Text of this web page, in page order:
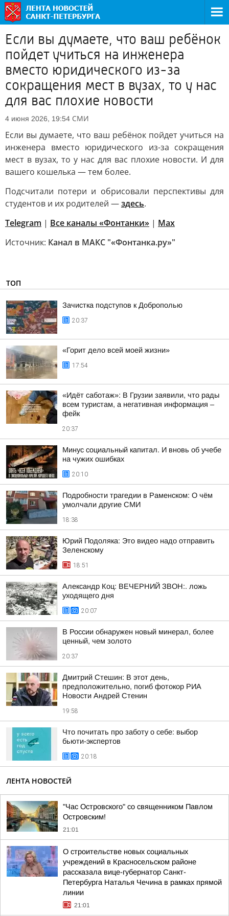
Если вы думаете, что ваш ребёнок
пойдет учиться на инженера
вместо юридического из-за
сокращения мест в вузах, то у нас
для вас плохие новости
4 июня 2026, 19:54 СМИ
Если вы думаете, что ваш ребёнок пойдет учиться на
инженера вместо юридического из-за сокращения
мест в вузах, то у нас для вас плохие новости. И для
вашего кошелька — тем более.
Подсчитали потери и обрисовали перспективы для
студентов и их родителей —здесь.
Telegram | Все каналы «Фонтанки» | Max
Источник: Канал в МАКС "«Фонтанка.ру»"
ТОП
Зачистка подступов к Доброполью
20:37
«Горит дело всей моей жизни»
17:54
«Идёт саботаж»: В Грузии заявили, что рады
всем туристам, а негативная информация –
фейк
20:37
Минус социальный капитал. И вновь об учебе
на чужих ошибках
20:10
Подробности трагедии в Раменском: О чём
умолчали другие СМИ
18:38
Юрий Подоляка: Это видео надо отправить
Зеленскому
18:51
Александр Коц: ВЕЧЕРНИЙ ЗВОН:. ложь
уходящего дня
20:07
В России обнаружен новый минерал, более
ценный, чем золото
20:37
Дмитрий Стешин: В этот день,
предположительно, погиб фотокор РИА
Новости Андрей Стенин
19:58
Что почитать про заботу о себе: выбор
бьюти-экспертов
20:18
ЛЕНТА НОВОСТЕЙ
"Час Островского" со священником Павлом
Островским!
21:01
О строительстве новых социальных
учреждений в Красносельском районе
рассказала вице-губернатор Санкт-
Петербурга Наталья Чечина в рамках прямой
линии
21:01